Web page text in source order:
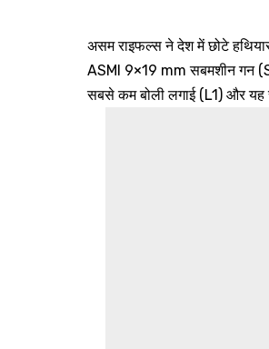
असम राइफल्स ने देश में छोटे
ASMI 9×19 mm सबमशीन गन
सबसे कम बोली लगाई (L1) और यह